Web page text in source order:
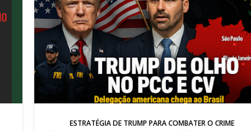
ESTRATÉGIA DE TRUMP PARA COMBATER O CRIME